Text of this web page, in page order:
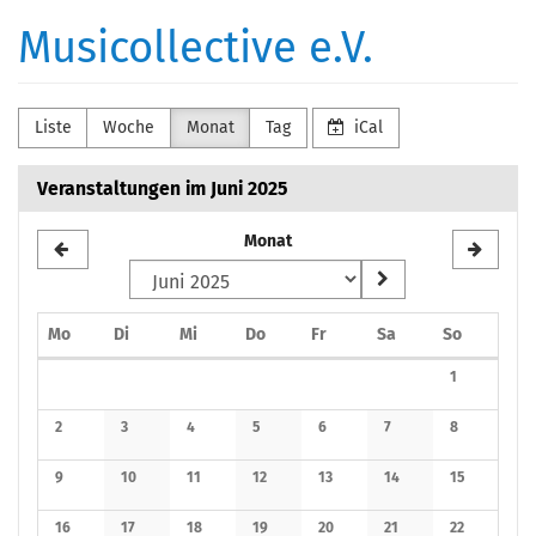
Haupt-
Musicollective e.V.
Liste Woche Monat Tag iCal
Veranstaltungen im Juni 2025
Monat
MoMontag
DiDienstag
MiMittwoch
DoDonnerstag
FrFreitagSa Samstag
SoSonntag
1
Keine
2
Keine Veranstaltungen
3
Keine Veranstaltungen
4
Keine Veranstaltungen
5
Keine Veranstaltungen
6
Keine Veranstaltungen
7
Keine
8
Keine
9
Keine Veranstaltungen
10
Keine Veranstaltungen
11
Keine Veranstaltungen
12
Keine Veranstaltungen
13
Keine Veranstaltungen
14
Keine
15
Keine
16 17 18 19 20 21 22